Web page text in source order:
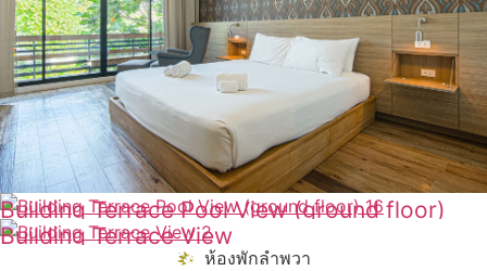
Building Terrace Pool View (ground floor)
ดูเพิ่มเติม
Building Terrace View
ห้องพักลำพวา